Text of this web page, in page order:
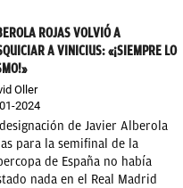
ROJAS VOLVIÓ A
A VINICIUS: «¡SIEMPRE LO
Oller
2024
de Javier Alberola
para la semifinal de la
de España no había
nada en el Real Madrid